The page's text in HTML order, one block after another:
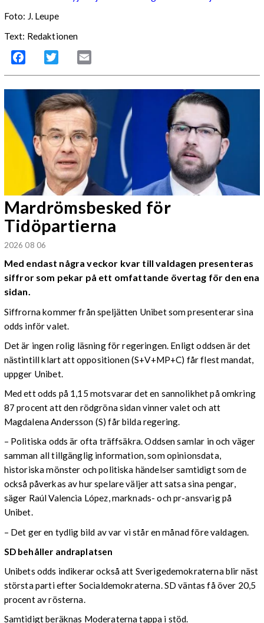
Foto: J. Leupe
Text: Redaktionen
Facebook Twitter
Mardrömsbesked för
Tidöpartierna
2026 08 06
Med endast några veckor kvar till valdagen presenteras
siffror som pekar på ett omfattande övertag för den ena
sidan.
Siffrorna kommer från speljätten Unibet som presenterar sina
odds inför valet.
Det är ingen rolig läsning för regeringen. Enligt oddsen är det
nästintill klart att oppositionen (S+V+MP+C) får flest mandat,
uppger Unibet.
Med ett odds på 1,15 motsvarar det en sannolikhet på omkring
87 procent att den rödgröna sidan vinner valet och att
Magdalena Andersson (S) får bilda regering.
– Politiska odds är ofta träffsäkra. Oddsen samlar in och väger
samman all tillgänglig information, som opinionsdata,
historiska mönster och politiska händelser samtidigt som de
också påverkas av hur spelare väljer att satsa sina pengar,
säger Raúl Valencia López, marknads- och pr-ansvarig på
Unibet.
– Det ger en tydlig bild av var vi står en månad före valdagen.
SD behåller andraplatsen
Unibets odds indikerar också att Sverigedemokraterna blir näst
största parti efter Socialdemokraterna. SD väntas få över 20,5
procent av rösterna.
Samtidigt beräknas Moderaterna tappa i stöd.